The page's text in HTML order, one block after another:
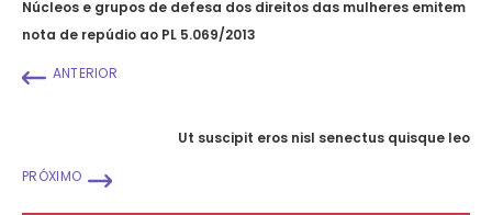
Núcleos e grupos de defesa dos direitos das mulheres emitem
nota de repúdio ao PL 5.069/2013
ANTERIOR
Ut suscipit eros nisl senectus quisque leo
PRÓXIMO